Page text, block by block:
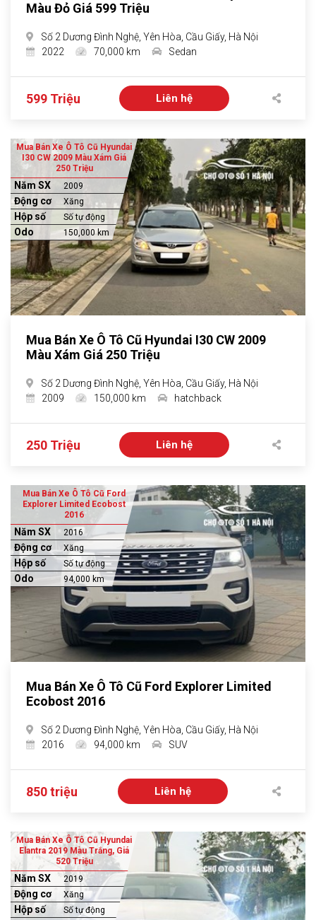
Màu Đỏ Giá 599 Triệu
Số 2 Dương Đình Nghệ, Yên Hòa, Cầu Giấy, Hà Nội
2022
70,000 km Sedan
599 Triệu Liên hệ
Mua Bán Xe Ô Tô Cũ Hyundai
I30 CW 2009 Màu Xám Giá
250 Triệu
Năm SX 2009
Động cơ Xăng
Hộp số Số tự động
Odo 150,000 km
Mua Bán Xe Ô Tô Cũ Hyundai I30 CW 2009
Màu Xám Giá 250 Triệu
Số 2 Dương Đình Nghệ, Yên Hòa, Cầu Giấy, Hà Nội
2009
150,000 km hatchback
250 Triệu Liên hệ
Mua Bán Xe Ô Tô Cũ Ford
Explorer Limited Ecobost
2016
Năm SX 2016
Động cơ Xăng
Hộp số Số tự động
Odo 94,000 km
Mua Bán Xe Ô Tô Cũ Ford Explorer Limited
Ecobost 2016
Số 2 Dương Đình Nghệ, Yên Hòa, Cầu Giấy, Hà Nội
2016
94,000 km SUV
850 triệu Liên hệ
Mua Bán Xe Ô Tô Cũ Hyundai
Elantra 2019 Màu Trắng, Giá
520 Triệu
Năm SX 2019
Động cơ Xăng
Hộp số Số tự động